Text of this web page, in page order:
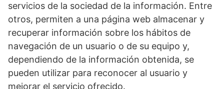
servicios de la sociedad de la información. Entre
otros, permiten a una página web almacenar y
recuperar información sobre los hábitos de
navegación de un usuario o de su equipo y,
dependiendo de la información obtenida, se
pueden utilizar para reconocer al usuario y
mejorar el servicio ofrecido.